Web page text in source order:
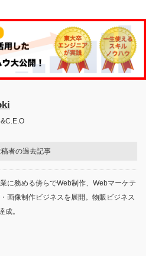
者の過去記事
に務める傍らでWeb制作、Webマーケテ
画像制作ビジネスを展開。物販ビジネス
成。